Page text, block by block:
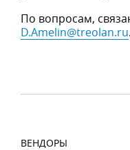
По вопросам,
D.Amelin@treolan.ru.
ВЕНДОРЫ